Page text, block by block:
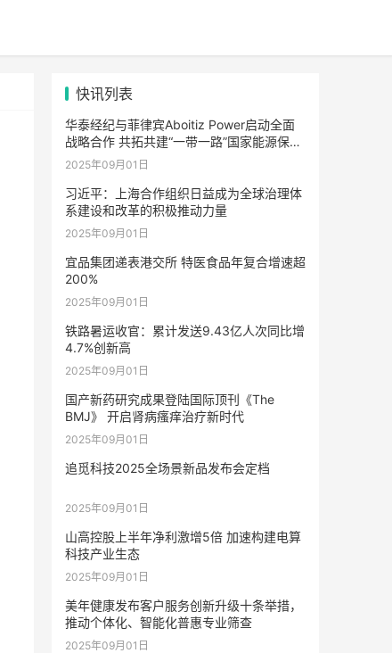
快讯列表
华泰经纪与菲律宾Aboitiz Power启动全面
战略合作 共拓共建“一带一路”国家能源保险
市场合作新路径
2025年09月01日
习近平：上海合作组织日益成为全球治理体
系建设和改革的积极推动力量
2025年09月01日
宜品集团递表港交所 特医食品年复合增速超
200%
2025年09月01日
铁路暑运收官：累计发送9.43亿人次同比增
4.7%创新高
2025年09月01日
国产新药研究成果登陆国际顶刊《The
BMJ》 开启肾病瘙痒治疗新时代
2025年09月01日
追觅科技2025全场景新品发布会定档
2025年09月01日
山高控股上半年净利激增5倍 加速构建电算
科技产业生态
2025年09月01日
美年健康发布客户服务创新升级十条举措，
推动个体化、智能化普惠专业筛查
2025年09月01日